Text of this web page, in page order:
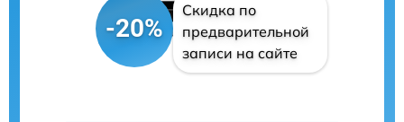
-20%
Скидка по
предварительной
записи на сайте